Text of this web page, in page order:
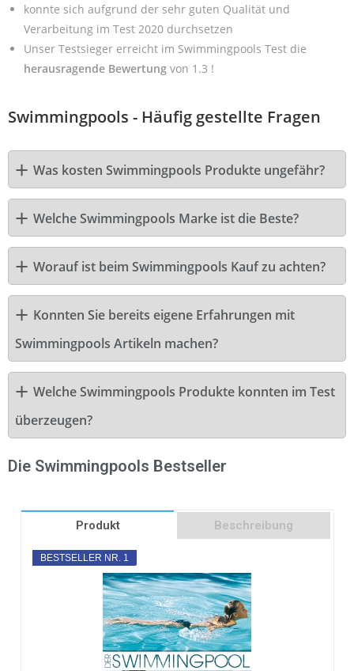
konnte sich aufgrund der sehr guten Qualität und
Verarbeitung im Test 2020 durchsetzen
Unser Testsieger erreicht im Swimmingpools Test die
herausragende Bewertung von 1.3 !
Swimmingpools - Häufig gestellte Fragen
Was kosten Swimmingpools Produkte ungefähr?
Welche Swimmingpools Marke ist die Beste?
Worauf ist beim Swimmingpools Kauf zu achten?
Konnten Sie bereits eigene Erfahrungen mit
Swimmingpools Artikeln machen?
Welche Swimmingpools Produkte konnten im Test
überzeugen?
Die Swimmingpools Bestseller
Produkt Beschreibung
BESTSELLER NR. 1